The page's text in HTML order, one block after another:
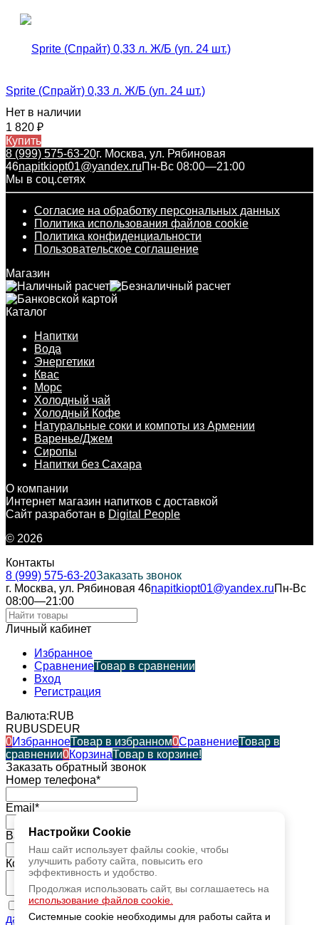
Sprite (Спрайт) 0,33 л. Ж/Б (уп. 24 шт.)
Нет в наличии
1 820 ₽
Купить
8 (999) 575-63-20г. Москва, ул. Рябиновая
46napitkiopt01@yandex.ruПн-Вс 08:00—21:00
Мы в соц.сетях
Согласие на обработку персональных данных
Политика использования файлов cookie
Политика конфиденциальности
Пользовательское соглашение
Магазин
Каталог
Напитки
Вода
Энергетики
Квас
Морс
Холодный чай
Холодный Кофе
Натуральные соки и компоты из Армении
Варенье/Джем
Сиропы
Напитки без Сахара
О компании
Интернет магазин напитков с доставкой
Сайт разработан в Digital People
© 2026
Настройки Cookie
Наш сайт использует файлы cookie, чтобы
улучшить работу сайта, повысить его
эффективность и удобство.
Продолжая использовать сайт, вы соглашаетесь на
использование файлов cookie.
Системные cookie необходимы для работы сайта и
Контакты
8 (999) 575-63-20Заказать звонок
г. Москва, ул. Рябиновая 46napitkiopt01@yandex.ruПн-Вс
08:00—21:00
Личный кабинет
Избранное
СравнениеТовар в сравнении
Вход
Регистрация
Валюта:RUB
RUBUSDEUR
0ИзбранноеТовар в избранном0СравнениеТовар в
сравнении0КорзинаТовар в корзине!
Заказать обратный звонок
Номер телефона*
Email*
Ваше имя*
Комментарий*
Я даю согласиена обработку моих персональных
данных, ознакомился и принимаю условия